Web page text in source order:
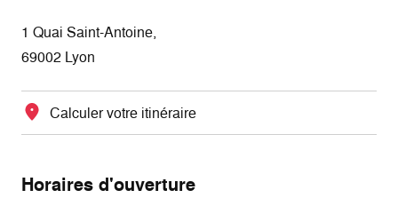
1 Quai Saint-Antoine,
69002 Lyon
Calculer votre itinéraire
Horaires d'ouverture